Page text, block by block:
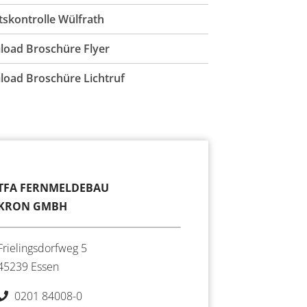
Wülfrath
Broschüre Flyer
Broschüre Lichtruf
FERNMELDEBAU
GMBH
5
Essen
0201 84008-0